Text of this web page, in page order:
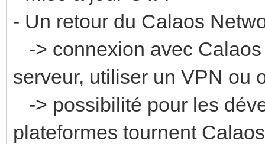
- Un retour du Calaos
-> connexion avec
serveur, utiliser un VPN ou
-> possibilité pour les
plateformes tournent